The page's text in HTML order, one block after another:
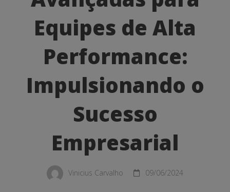
Avançadas
para
Equipes
Alta
Performance:
Impulsionando
Sucesso
Empresarial
Equipes de Alta
Performance:
Impulsionando o
Sucesso
Empresarial
Vinicius Carvalho 09/06/2024